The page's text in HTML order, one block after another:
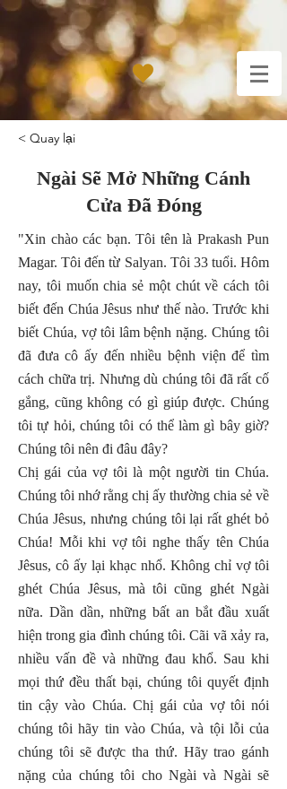
< Quay lại
Ngài Sẽ Mở Những Cánh
Cửa Đã Đóng
"Xin chào các bạn. Tôi tên là Prakash Pun
Magar. Tôi đến từ Salyan. Tôi 33 tuổi. Hôm
nay, tôi muốn chia sẻ một chút về cách tôi
biết đến Chúa Jêsus như thế nào. Trước khi
biết Chúa, vợ tôi lâm bệnh nặng. Chúng tôi
đã đưa cô ấy đến nhiều bệnh viện để tìm
cách chữa trị. Nhưng dù chúng tôi đã rất cố
gắng, cũng không có gì giúp được. Chúng
tôi tự hỏi, chúng tôi có thể làm gì bây giờ?
Chúng tôi nên đi đâu đây?
Chị gái của vợ tôi là một người tin Chúa.
Chúng tôi nhớ rằng chị ấy thường chia sẻ về
Chúa Jêsus, nhưng chúng tôi lại rất ghét bỏ
Chúa! Mỗi khi vợ tôi nghe thấy tên Chúa
Jêsus, cô ấy lại khạc nhổ. Không chỉ vợ tôi
ghét Chúa Jêsus, mà tôi cũng ghét Ngài
nữa. Dần dần, những bất an bắt đầu xuất
hiện trong gia đình chúng tôi. Cãi vã xảy ra,
nhiều vấn đề và những đau khổ. Sau khi
mọi thứ đều thất bại, chúng tôi quyết định
tin cậy vào Chúa. Chị gái của vợ tôi nói
chúng tôi hãy tin vào Chúa, và tội lỗi của
chúng tôi sẽ được tha thứ. Hãy trao gánh
nặng của chúng tôi cho Ngài và Ngài sẽ